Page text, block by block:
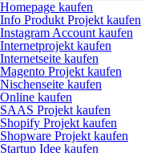
Homepage kaufen
Info Produkt Projekt kaufen
Instagram Account kaufen
Internetprojekt kaufen
Internetseite kaufen
Magento Projekt kaufen
Nischenseite kaufen
Online kaufen
SAAS Projekt kaufen
Shopify Projekt kaufen
Shopware Projekt kaufen
Startup Idee kaufen